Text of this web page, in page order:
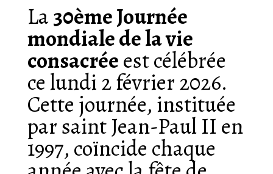
La30ème Journée
mondiale de la vie
consacréeest célébrée
ce lundi 2 février 2026.
Cette journée, instituée
par saint Jean-Paul II en
1997, coïncide chaque